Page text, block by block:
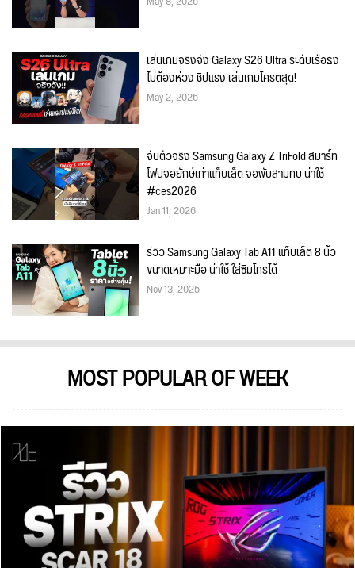
เล่นเกมจริงจัง Galaxy S26 Ultra ระดับเรือธง
ไม่ต้องห่วง ชิปแรง เล่นเกมโครตสุด!
May 2, 2026
จับตัวจริง Samsung Galaxy Z TriFold สมาร์ท
โฟนจอยักษ์เท่าแท็บเล็ต จอพับสามทบ น่าใช้
#ces2026
Jan 11, 2026
รีวิว Samsung Galaxy Tab A11 แท็บเล็ต 8 นิ้ว
ขนาดเหมาะมือ น่าใช้ ใส่ซิมโทรได้
Nov 13, 2025
MOST POPULAR OF WEEK